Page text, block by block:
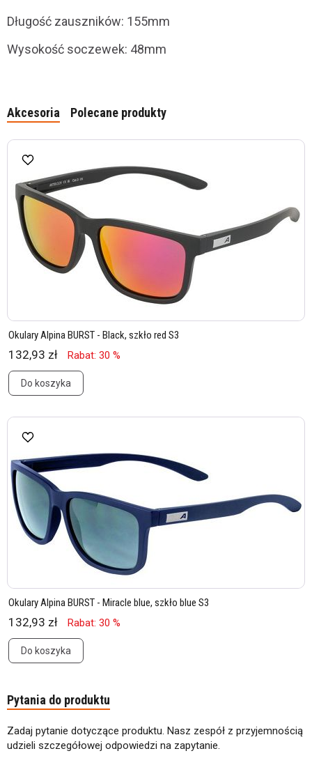
Długość zauszników: 155mm
Wysokość soczewek: 48mm
Akcesoria Polecane produkty
Okulary Alpina BURST - Black, szkło red S3
132,93 zł Rabat: 30 %
Do koszyka
Okulary Alpina BURST - Miracle blue, szkło blue S3
132,93 zł Rabat: 30 %
Do koszyka
Pytania do produktu
Zadaj pytanie dotyczące produktu. Nasz zespół z przyjemnością
udzieli szczegółowej odpowiedzi na zapytanie.